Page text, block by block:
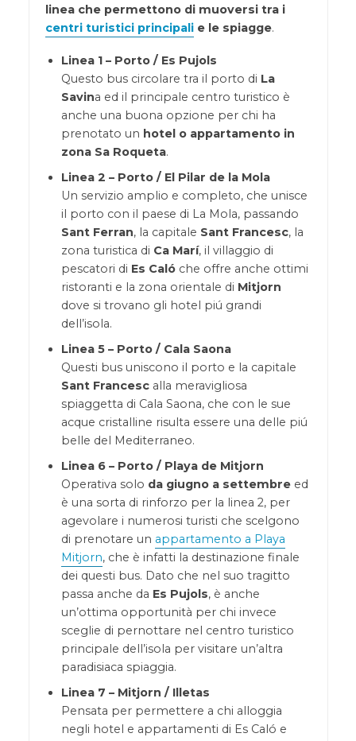
linea che permettono di muoversi tra i
centri turistici principalie le spiagge.
Linea 1 – Porto / Es Pujols
Questo bus circolare tra il porto di La
Savina ed il principale centro turistico è
anche una buona opzione per chi ha
prenotato un hotel o appartamento in
zona Sa Roqueta.
Linea 2 – Porto / El Pilar de la Mola
Un servizio amplio e completo, che unisce
il porto con il paese di La Mola, passando
Sant Ferran, la capitale Sant Francesc, la
zona turistica di Ca Marí, il villaggio di
pescatori di Es Calóche offre anche ottimi
ristoranti e la zona orientale di Mitjorn
dove si trovano gli hotel piú grandi
dell’isola.
Linea 5 – Porto / Cala Saona
Questi bus uniscono il porto e la capitale
Sant Francescalla meravigliosa
spiaggetta di Cala Saona, che con le sue
acque cristalline risulta essere una delle piú
belle del Mediterraneo.
Linea 6 – Porto / Playa de Mitjorn
Operativa solo da giugno a settembreed
è una sorta di rinforzo per la linea 2, per
agevolare i numerosi turisti che scelgono
di prenotare un appartamento a Playa
Mitjorn, che è infatti la destinazione finale
dei questi bus. Dato che nel suo tragitto
passa anche da Es Pujols, è anche
un’ottima opportunità per chi invece
sceglie di pernottare nel centro turistico
principale dell’isola per visitare un’altra
paradisiaca spiaggia.
Linea 7 – Mitjorn / Illetas
Pensata per permettere a chi alloggia
negli hotel e appartamenti di Es Caló e